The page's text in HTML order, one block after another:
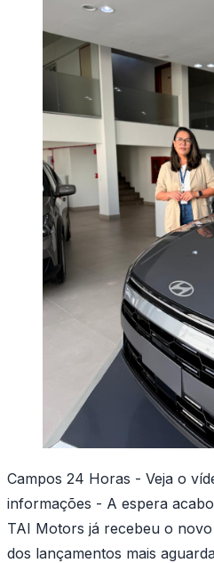
Campos 24 Horas - Veja o
informações - A espera
TAI Motors já recebeu o
dos lançamentos mais